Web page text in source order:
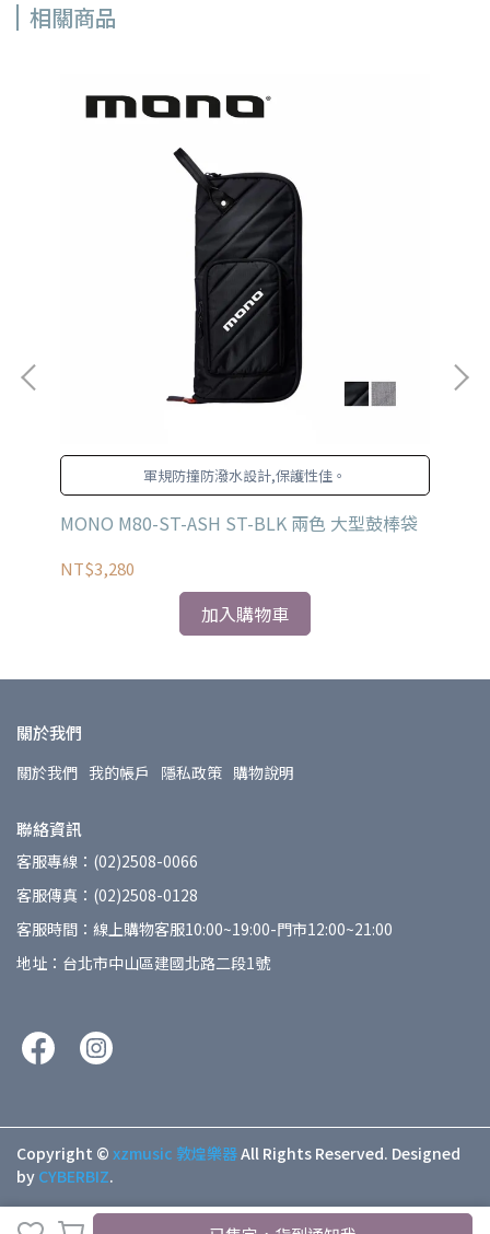
相關商品
軍規防撞防潑水設計,保護性佳。
MONO M80-ST-ASH ST-BLK 兩色 大型鼓棒袋
NT$3,280
加入購物車
關於我們
關於我們 我的帳戶 隱私政策 購物說明
聯絡資訊
客服專線：(02)2508-0066
客服傳真：(02)2508-0128
客服時間：線上購物客服10:00~19:00-門市12:00~21:00
地址：台北市中山區建國北路二段1號
Copyright © xzmusic 敦煌樂器All Rights Reserved. Designed
by CYBERBIZ.